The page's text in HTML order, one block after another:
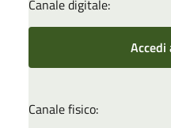
Canale digitale:
Accedi
Canale fisico: